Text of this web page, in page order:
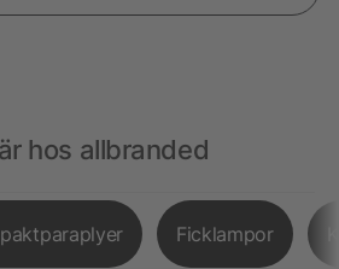
hos allbranded
Ficklampor